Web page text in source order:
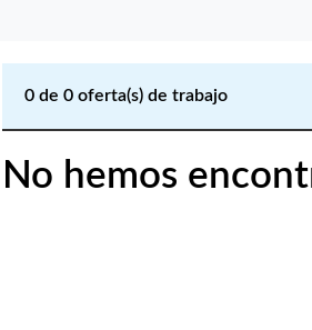
0 de 0 oferta(s) de trabajo
No hemos